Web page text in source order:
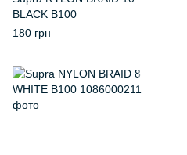
BLACK B100
180 грн